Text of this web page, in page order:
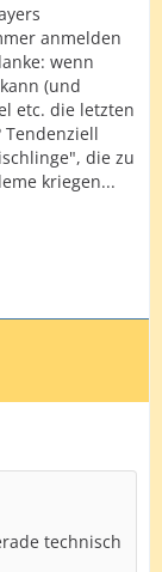
anmelden
wenn
(und
etc. die letzten
Tendenziell
die zu
kriegen...
technisch